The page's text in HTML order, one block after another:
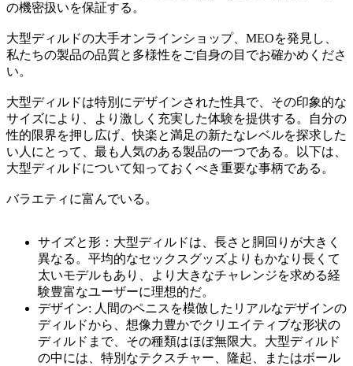
の機密扱いを保証する。
大型ディルドの大手オンラインショップ、MEOを発見し、
私たちの製品の品質と多様性をご自身の目でお確かめくださ
い。
大型ディルドは特別にデザインされた性具で、その印象的な
サイズにより、より激しく充実した体験を提供する。自分の
性的限界を押し広げ、快楽と満足の新たなレベルを探求した
い人にとって、最も人気のある製品の一つである。以下は、
大型ディルドについて知っておくべき重要な事柄である。
バラエティに富んでいる。
サイズと形：大型ディルドは、長さと胴回りが大きく
異なる。平均的なセックスグッズよりもかなり長くて
太いモデルもあり、より大きなチャレンジを求める経
験豊富なユーザーに理想的だ。
デザイン: 人間のペニスを模倣したリアルなデザインの
ディルドから、想像力豊かでクリエイティブな形状の
ディルドまで、その種類はほぼ無限大。大型ディルド
の中には、特別なテクスチャー、隆起、またはボール